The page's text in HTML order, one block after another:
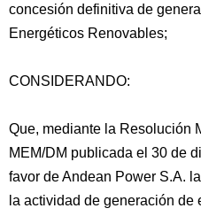
concesión definitiva de
Energéticos Renovables;
CONSIDERANDO:
Que, mediante la Resolución
MEM/DM publicada el 30 de
favor de Andean Power S.A.
la actividad de generación de